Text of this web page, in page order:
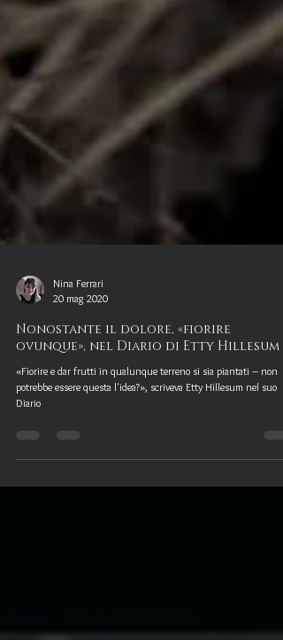
20 mag 2020
Nonostante il dolore, «fiorire
ovunque», nel Diario di Etty Hillesum
«Fiorire e dar frutti in qualunque terreno si sia piantati – non
Diario